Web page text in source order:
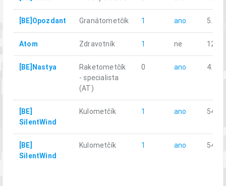
[BE]Opozdant Granátometčík 1 ano 5.21
Atom Zdravotník 1 ne 12.14
[BE]Nastya
Raketometčík
- specialista
(AT)
0 ano 4.70
[BE]
SilentWind
Kulometčík 1 ano 54.47
[BE]
SilentWind
Kulometčík 1 ano 54.47